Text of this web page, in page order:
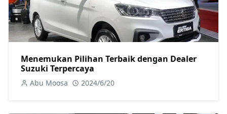
Menemukan Pilihan Terbaik dengan Dealer
Suzuki Terpercaya
Abu Moosa 2024/6/20